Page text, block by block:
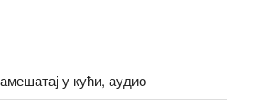
у кући, аудио